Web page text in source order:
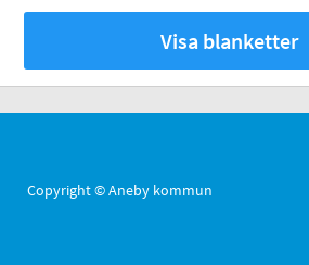
Visa blanketter
Copyright © Aneby kommun